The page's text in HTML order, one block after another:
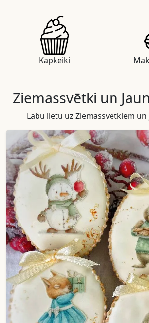
Kapkeiki
Ziemassvētki un
Labu lietu uz Ziemassvētkiem un